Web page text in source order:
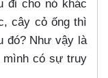
đi cho nó khác
cây cỏ ống thì
đó? Như vậy là
có sự truy